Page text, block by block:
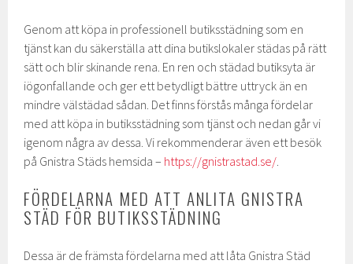
Genom att köpa in professionell butiksstädning som en
tjänst kan du säkerställa att dina butikslokaler städas på rätt
sätt och blir skinande rena. En ren och städad butiksyta är
iögonfallande och ger ett betydligt bättre uttryck än en
mindre välstädad sådan. Det finns förstås många fördelar
med att köpa in butiksstädning som tjänst och nedan går vi
igenom några av dessa. Vi rekommenderar även ett besök
på Gnistra Städs hemsida – https://gnistrastad.se/
FÖRDELARNA MED ATT ANLITA GNISTRA
STÄD FÖR BUTIKSSTÄDNING
Dessa är de främsta fördelarna med att låta Gnistra Städ